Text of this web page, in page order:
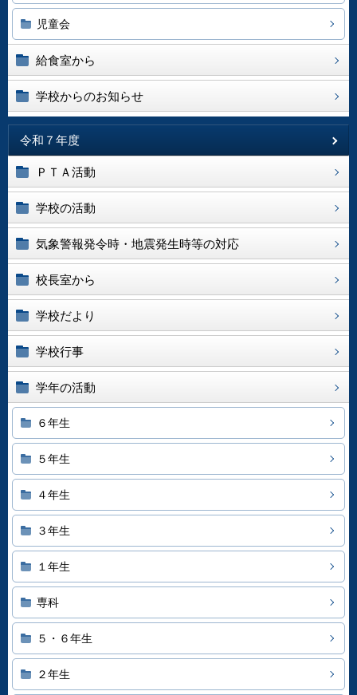
児童会
給食室から
学校からのお知らせ
令和７年度
ＰＴＡ活動
学校の活動
気象警報発令時・地震発生時等の対応
校長室から
学校だより
学校行事
学年の活動
６年生
５年生
４年生
３年生
１年生
専科
５・６年生
２年生